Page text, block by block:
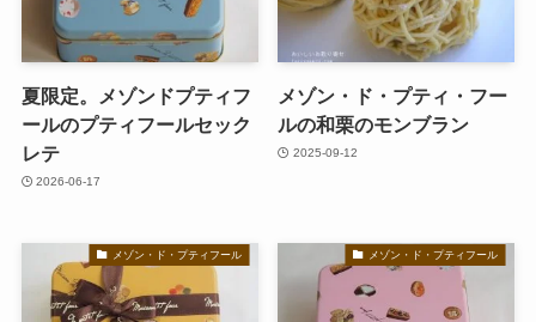
夏限定。メゾンドプティフ
ールのプティフールセック
レテ
2026-06-17
メゾン・ド・プティ・フー
ルの和栗のモンブラン
2025-09-12
メゾン・ド・プティフール メゾン・ド・プティフール